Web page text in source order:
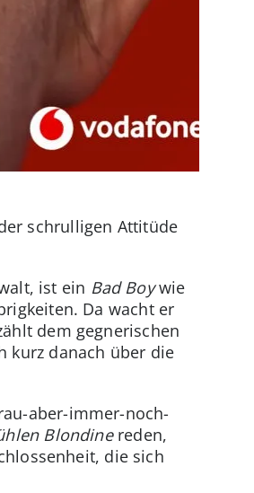
schrulligen Attitüde
ist ein Bad Boywie
Da wacht er
dem gegnerischen
kurz danach über die
aber-immer-noch-
Blondinereden,
die sich